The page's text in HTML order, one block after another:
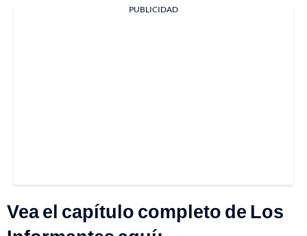
PUBLICIDAD
Vea el capítulo completo de Los